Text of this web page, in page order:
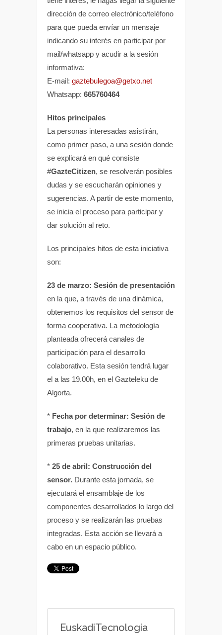
dirección de correo electrónico/teléfono
para que pueda envíar un mensaje
indicando su interés en participar por
mail/whatsapp y acudir a la sesión
informativa:
E-mail: gaztebulegoa@getxo.net
Whatsapp: 665760464
Hitos principales
La personas interesadas asistirán,
como primer paso, a una sesión donde
se explicará en qué consiste
#GazteCitizen, se resolverán posibles
dudas y se escucharán opiniones y
sugerencias. A partir de este momento,
se inicia el proceso para participar y
dar solución al reto.
Los principales hitos de esta iniciativa
son:
23 de marzo: Sesión de presentación
en la que, a través de una dinámica,
obtenemos los requisitos del sensor de
forma cooperativa. La metodología
planteada ofrecerá canales de
participación para el desarrollo
colaborativo. Esta sesión tendrá lugar
el a las 19.00h, en el Gazteleku de
Algorta.
* Fecha por determinar: Sesión de
trabajo, en la que realizaremos las
primeras pruebas unitarias.
* 25 de abril: Construcción del
sensor. Durante esta jornada, se
ejecutará el ensamblaje de los
componentes desarrollados lo largo del
proceso y se realizarán las pruebas
integradas. Esta acción se llevará a
cabo en un espacio público.
EuskadiTecnologia